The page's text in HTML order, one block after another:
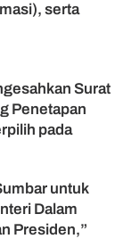
serta
Surat
Penetapan
pada
untuk
Dalam
Presiden,”